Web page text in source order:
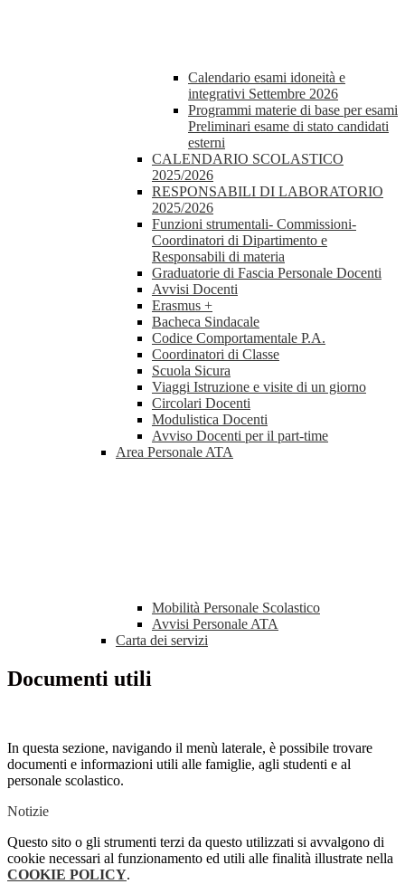
Calendario esami idoneità e
integrativi Settembre 2026
Programmi materie di base per esami
Preliminari esame di stato candidati
esterni
CALENDARIO SCOLASTICO
2025/2026
RESPONSABILI DI LABORATORIO
2025/2026
Funzioni strumentali- Commissioni-
Coordinatori di Dipartimento e
Responsabili di materia
Graduatorie di Fascia Personale Docenti
Avvisi Docenti
Erasmus +
Bacheca Sindacale
Codice Comportamentale P.A.
Coordinatori di Classe
Scuola Sicura
Viaggi Istruzione e visite di un giorno
Circolari Docenti
Modulistica Docenti
Avviso Docenti per il part-time
Area Personale ATA
Mobilità Personale Scolastico
Avvisi Personale ATA
Carta dei servizi
Documenti utili
In questa sezione, navigando il menù laterale, è possibile trovare
documenti e informazioni utili alle famiglie, agli studenti e al
personale scolastico.
Notizie
Questo sito o gli strumenti terzi da questo utilizzati si avvalgono di
cookie necessari al funzionamento ed utili alle finalità illustrate nella
COOKIE POLICY.